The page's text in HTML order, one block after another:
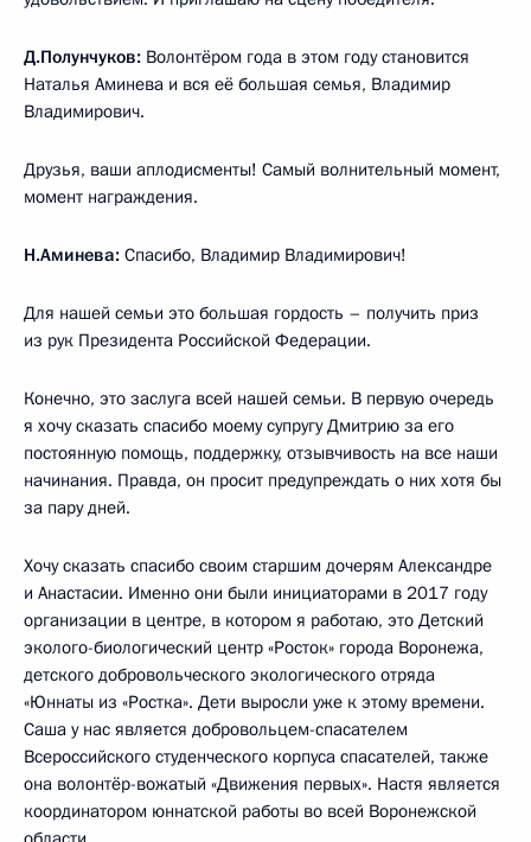
Д.Полунчуков: Волонтёром года в этом году становится
Наталья Аминева и вся её большая семья, Владимир
Владимирович.
Друзья, ваши аплодисменты! Самый волнительный момент,
момент награждения.
Н.Аминева: Спасибо, Владимир Владимирович!
Для нашей семьи это большая гордость – получить приз
из рук Президента Российской Федерации.
Конечно, это заслуга всей нашей семьи. В первую очередь
я хочу сказать спасибо моему супругу Дмитрию за его
постоянную помощь, поддержку, отзывчивость на все наши
начинания. Правда, он просит предупреждать о них хотя бы
за пару дней.
Хочу сказать спасибо своим старшим дочерям Александре
и Анастасии. Именно они были инициаторами в 2017 году
организации в центре, в котором я работаю, это Детский
эколого-биологический центр «Росток» города Воронежа,
детского добровольческого экологического отряда
«Юннаты из «Ростка». Дети выросли уже к этому времени.
Саша у нас является добровольцем-спасателем
Всероссийского студенческого корпуса спасателей, также
она волонтёр-вожатый «Движения первых». Настя является
координатором юннатской работы во всей Воронежской